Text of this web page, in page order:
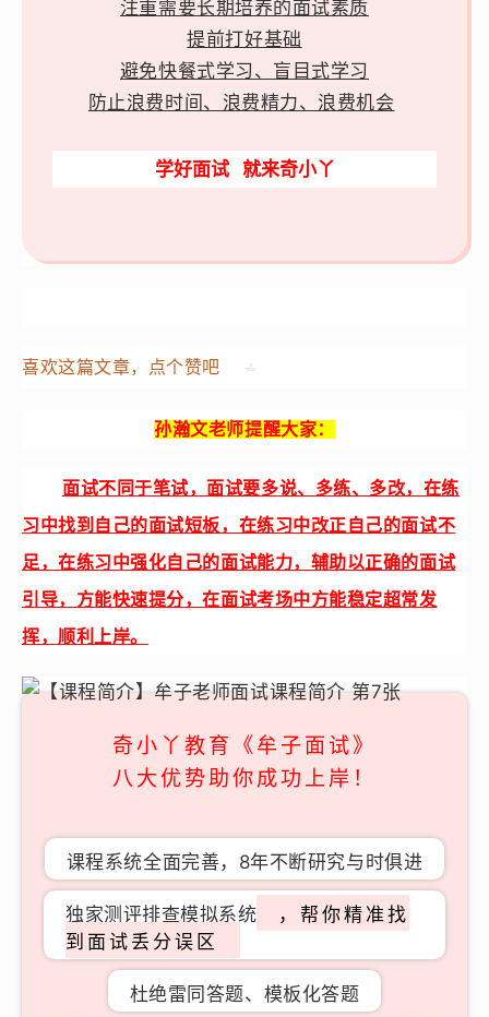
注重需要长期培养的面试素质
提前打好基础
避免快餐式学习、盲目式学习
防止浪费时间、浪费精力、浪费机会
学好面试 就来奇小丫
喜欢这篇文章，点个赞吧
孙瀚文老师提醒大家：
面试不同于笔试，面试要多说、多练、多改，在练
习中找到自己的面试短板，在练习中改正自己的面试不
足，在练习中强化自己的面试能力，辅助以正确的面试
引导，方能快速提分，在面试考场中方能稳定超常发
挥，顺利上岸。
奇小丫教育《牟子面试》
八大优势助你成功上岸！
课程系统全面完善，8年不断研究与时俱进
独家测评排查模拟系统
，帮你精准找
到面试丢分误区
杜绝雷同答题、模板化答题